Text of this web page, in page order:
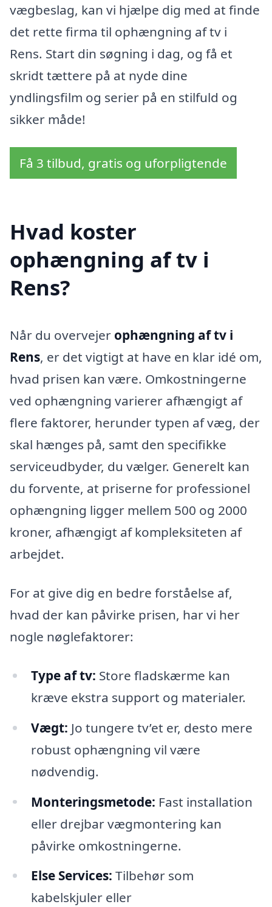
vægbeslag, kan vi hjælpe dig med at finde
det rette firma til ophængning af tv i
Rens. Start din søgning i dag, og få et
skridt tættere på at nyde dine
yndlingsfilm og serier på en stilfuld og
sikker måde!
Få 3 tilbud, gratis og uforpligtende
Hvad koster
ophængning af tv i
Rens?
Når du overvejer ophængning af tv i
Rens, er det vigtigt at have en klar idé om,
hvad prisen kan være. Omkostningerne
ved ophængning varierer afhængigt af
flere faktorer, herunder typen af væg, der
skal hænges på, samt den specifikke
serviceudbyder, du vælger. Generelt kan
du forvente, at priserne for professionel
ophængning ligger mellem 500 og 2000
kroner, afhængigt af kompleksiteten af
arbejdet.
For at give dig en bedre forståelse af,
hvad der kan påvirke prisen, har vi her
nogle nøglefaktorer:
Type af tv: Store fladskærme kan
kræve ekstra support og materialer.
Vægt: Jo tungere tv’et er, desto mere
robust ophængning vil være
nødvendig.
Monteringsmetode: Fast installation
eller drejbar vægmontering kan
påvirke omkostningerne.
Else Services: Tilbehør som
kabelskjuler eller